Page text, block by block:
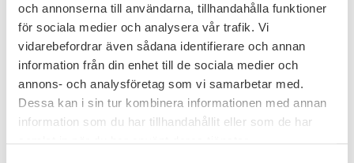
och annonserna till användarna, tillhandahålla funktioner
för sociala medier och analysera vår trafik. Vi
vidarebefordrar även sådana identifierare och annan
information från din enhet till de sociala medier och
annons- och analysföretag som vi samarbetar med.
Dessa kan i sin tur kombinera informationen med annan
information som du har tillhandahållit eller som de har
Resolution: Vår demokrati förutsätter
säkerställd akademisk frihet i de nordiska
länderna
De nordiska fackförbunden inom högskolesektorn har vid sitt
årliga möte antagit en gemensam resolution om akademisk